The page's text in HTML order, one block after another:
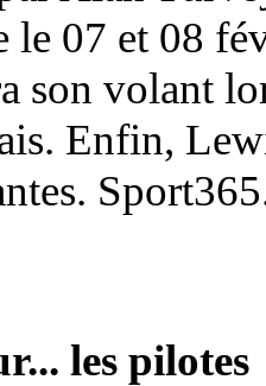
07 et 08
son volant
Enfin,
les pilotes